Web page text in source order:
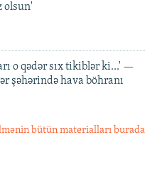
olsun'
o qədər sıx tikiblər ki...' —
şəhərində hava böhranı
bütün materialları burada